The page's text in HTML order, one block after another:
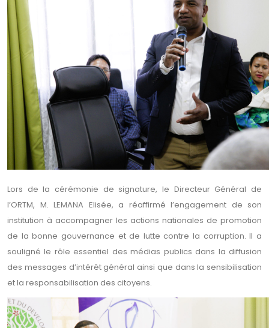
Lors de la cérémonie de signature, le Directeur Général de
l’ORTM, M. LEMANA Elisée, a réaffirmé l’engagement de son
institution à accompagner les actions nationales de promotion
de la bonne gouvernance et de lutte contre la corruption. Il a
souligné le rôle essentiel des médias publics dans la diffusion
des messages d’intérêt général ainsi que dans la sensibilisation
et la responsabilisation des citoyens.